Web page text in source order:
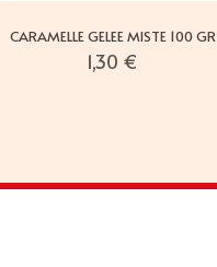
CARAMELLE GELEE MISTE 100 GR
1,30 €